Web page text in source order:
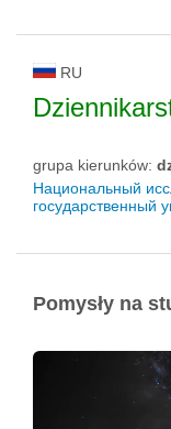
RU
grupa kierunków:
Национальный
государственный
Pomysły na